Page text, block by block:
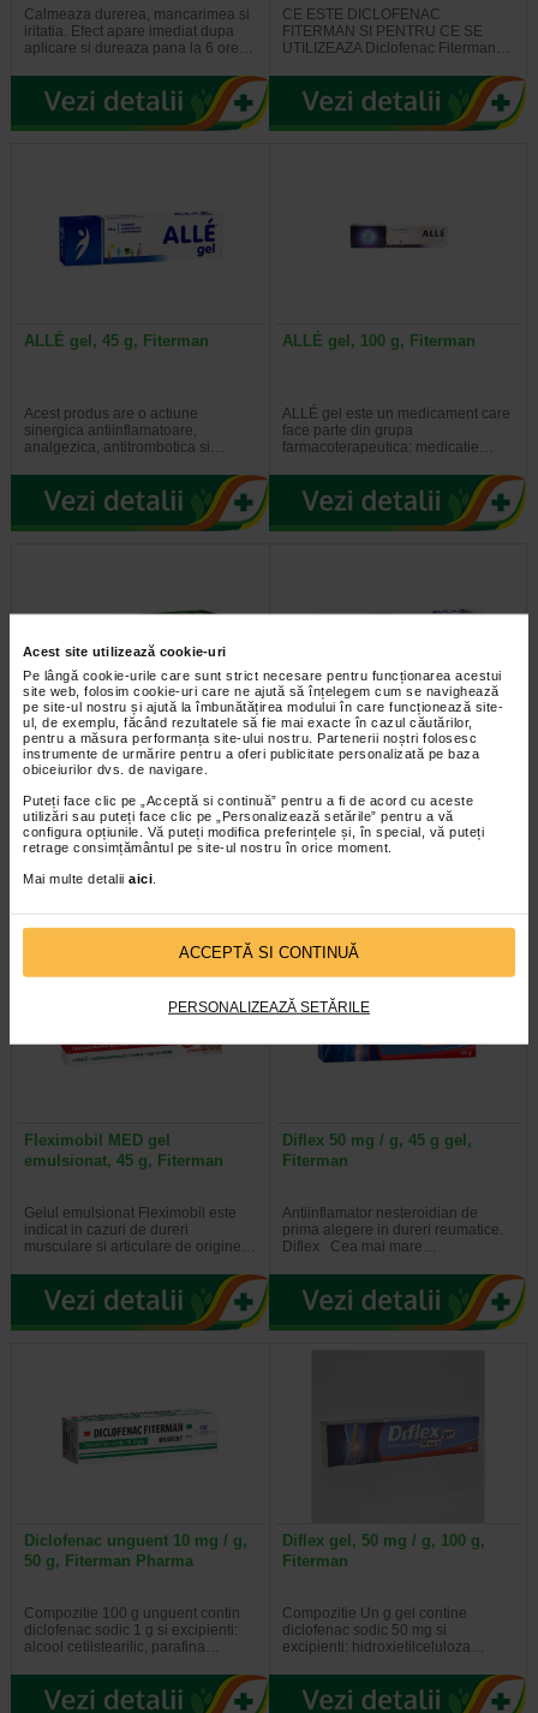
Acest site utilizează cookie-uri
Pe lângă cookie-urile care sunt strict necesare pentru funcționarea acestui
site web, folosim cookie-uri care ne ajută să înțelegem cum se navighează
pe site-ul nostru și ajută la îmbunătățirea modului în care funcționează site-
ul, de exemplu, făcând rezultatele să fie mai exacte în cazul căutărilor,
pentru a măsura performanța site-ului nostru. Partenerii noștri folosesc
instrumente de urmărire pentru a oferi publicitate personalizată pe baza
obiceiurilor dvs. de navigare.
Puteți face clic pe „Acceptă si continuă” pentru a fi de acord cu aceste
utilizări sau puteți face clic pe „Personalizează setările” pentru a vă
configura opțiunile. Vă puteți modifica preferințele și, în special, vă puteți
retrage consimțământul pe site-ul nostru în orice moment.
Mai multe detalii aici
ACCEPTĂ SI CONTINUĂ
PERSONALIZEAZĂ SETĂRILE
Calmeaza durerea, mancarimea si
iritatia. Efect apare imediat dupa
aplicare si dureaza pana la 6 ore…
CE ESTE DICLOFENAC
FITERMAN SI PENTRU CE SE
UTILIZEAZA Diclofenac Fiterman…
ALLÉ gel, 45 g, Fiterman
Acest produs are o actiune
sinergica antiinflamatoare,
analgezica, antitrombotica si…
ALLÉ gel, 100 g, Fiterman
ALLÉ gel este un medicament care
face parte din grupa
farmacoterapeutica: medicatie…
Diclofenac gel, 10 mg / g, 100
g, Fiterman
CE ESTE DICLOFENAC
FITERMAN GEL SI PENTRU CE
SE UTILIZEAZA Diclofenac…
ALLÉ gel 10 mg + 500 UI, 25 g,
Fiterman
ALLE 10 mg + 500UI/g gel este un
medicament care se recomanda a
fi utilizat in profilaxia flebitelor si…
Fleximobil MED gel
emulsionat, 45 g, Fiterman
Gelul emulsionat Fleximobil este
indicat in cazuri de dureri
musculare si articulare de origine…
Diflex 50 mg / g, 45 g gel,
Fiterman
Antiinflamator nesteroidian de
prima alegere in dureri reumatice.
Diflex Cea mai mare…
Diclofenac unguent 10 mg / g,
50 g, Fiterman Pharma
Compozitie 100 g unguent contin
diclofenac sodic 1 g si excipienti:
alcool cetilstearilic, parafina…
Diflex gel, 50 mg / g, 100 g,
Fiterman
Compozitie Un g gel contine
diclofenac sodic 50 mg si
excipienti: hidroxietilceluloza…